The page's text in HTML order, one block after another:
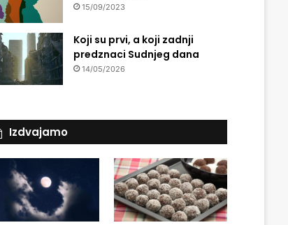
15/09/2023
Koji su prvi, a koji zadnji
predznaci Sudnjeg dana
14/05/2026
Izdvajamo